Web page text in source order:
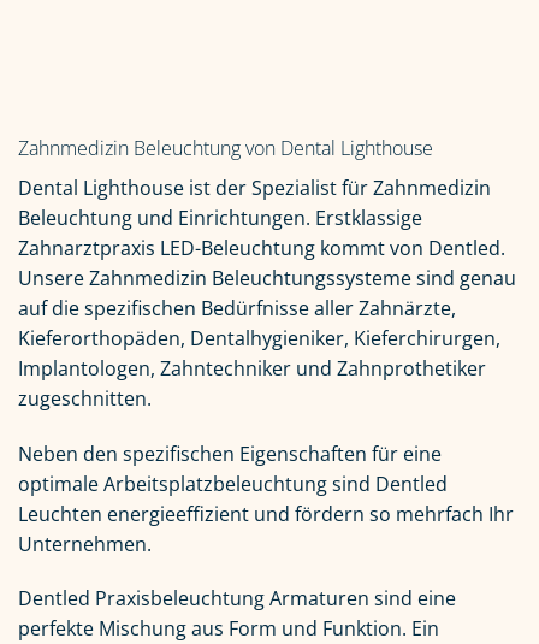
Zahnmedizin Beleuchtung von Dental Lighthouse
Dental Lighthouse ist der Spezialist für Zahnmedizin
Beleuchtung und Einrichtungen. Erstklassige
Zahnarztpraxis LED-Beleuchtung kommt von Dentled.
Unsere Zahnmedizin Beleuchtungssysteme sind genau
auf die spezifischen Bedürfnisse aller Zahnärzte,
Kieferorthopäden, Dentalhygieniker, Kieferchirurgen,
Implantologen, Zahntechniker und Zahnprothetiker
zugeschnitten.
Neben den spezifischen Eigenschaften für eine
optimale Arbeitsplatzbeleuchtung sind Dentled
Leuchten energieeffizient und fördern so mehrfach Ihr
Unternehmen.
Dentled Praxisbeleuchtung Armaturen sind eine
perfekte Mischung aus Form und Funktion. Ein